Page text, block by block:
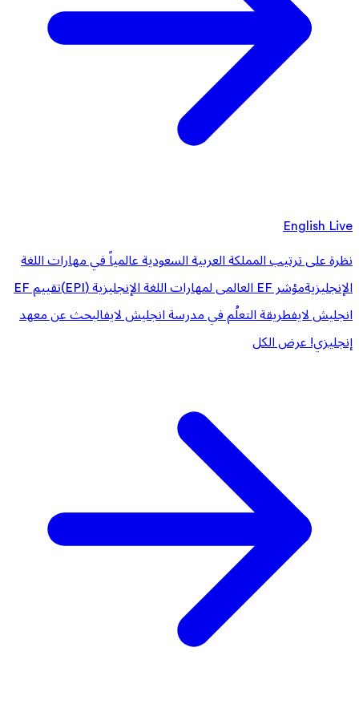
English Live
نظرة على ترتيب المملكة العربية السعودية عالمياً في مهارات اللغة
الإنجليزيةمؤشر EF العالمى لمهارات اللغة الإنجليزية (EPI)
تقييم EF
انجليش لايفطريقة التعلُم في مدرسة انجليش لايفالبحث عن معهد
إنجليزي! عرض الكل